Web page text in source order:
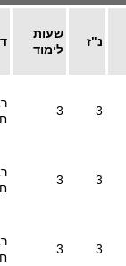
נ"ז
שעות
לימוד
3
3
3
3
3
3